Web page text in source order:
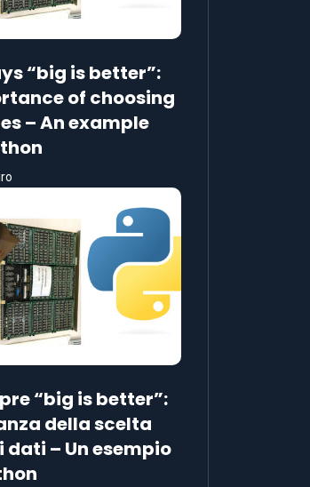
“big is better”:
of choosing
– An example
“big is better”:
della scelta
dati – Un esempio